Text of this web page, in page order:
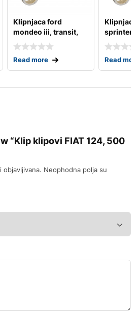
Klipnjaca ford
mondeo iii, transit,
transit tourneo
Read more
sprinter
b902),
Read
“Klip klipovi FIAT 124, 500
objavljivana. Neophodna polja su